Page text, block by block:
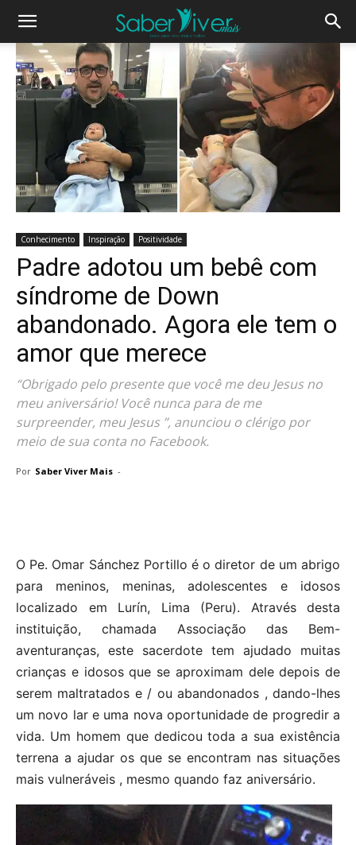
Conhecimento Inspiração Positividade
Padre adotou um bebê com
síndrome de Down
abandonado. Agora ele tem o
amor que merece
“Obrigado pelo presente que você me deu Jesus no
meu aniversário! Você nunca para de me
surpreender, meu Jesus ”, anunciou o clérigo por
meio de sua conta no Facebook.
Por Saber Viver Mais -
O Pe. Omar Sánchez Portillo é o diretor de um abrigo
para meninos, meninas, adolescentes e idosos
localizado em Lurín, Lima (Peru). Através desta
instituição, chamada Associação das Bem-
aventuranças, este sacerdote tem ajudado muitas
crianças e idosos que se aproximam dele depois de
serem maltratados e / ou abandonados , dando-lhes
um novo lar e uma nova oportunidade de progredir a
vida. Um homem que dedicou toda a sua existência
terrena a ajudar os que se encontram nas situações
mais vulneráveis , mesmo quando faz aniversário.